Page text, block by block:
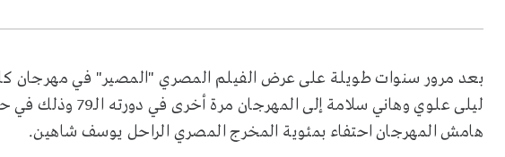
بعد مرور سنوات طويلة على عرض الفيلم المصري "المصير" في مهرجان كان
ليلى علوي وهاني سلامة
هامش المهرجان احتفاء بمئوية المخرج المصري الراحل يوسف شاهين.